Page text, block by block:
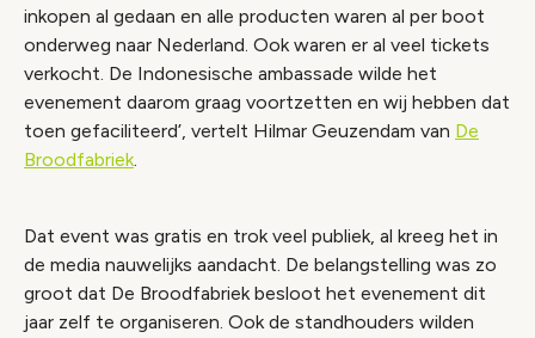
inkopen al gedaan en alle producten waren al per boot
onderweg naar Nederland. Ook waren er al veel tickets
verkocht. De Indonesische ambassade wilde het
evenement daarom graag voortzetten en wij hebben dat
toen gefaciliteerd’, vertelt Hilmar Geuzendam van De
Broodfabriek.
Dat event was gratis en trok veel publiek, al kreeg het in
de media nauwelijks aandacht. De belangstelling was zo
groot dat De Broodfabriek besloot het evenement dit
jaar zelf te organiseren. Ook de standhouders wilden